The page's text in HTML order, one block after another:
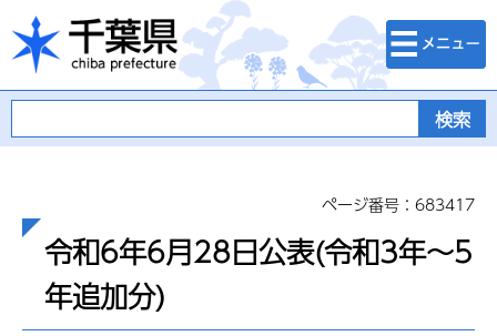
千葉県
検索・メニュ
ー
ページ番号：683417
令和6年6月28日公表(令和3年～5
年追加分)